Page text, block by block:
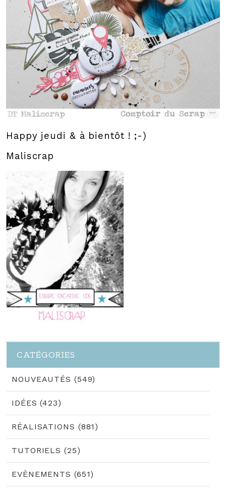
Happy jeudi & à bientôt ! ;-)
Maliscrap
CATÉGORIES
NOUVEAUTÉS (549)
IDÉES (423)
RÉALISATIONS (881)
TUTORIELS (25)
EVÈNEMENTS (651)